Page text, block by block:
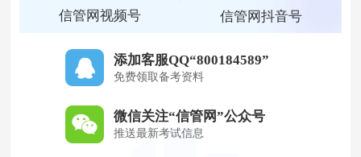
信管网视频号 信管网抖音号
添加客服QQ“800184589”
免费领取备考资料
微信关注“信管网”公众号
推送最新考试信息